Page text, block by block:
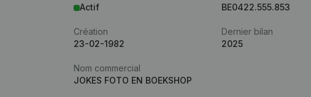
Actif
BE0422.555.853
Création
23-02-1982
Dernier bilan
2025
Nom commercial
JOKES FOTO EN BOEKSHOP